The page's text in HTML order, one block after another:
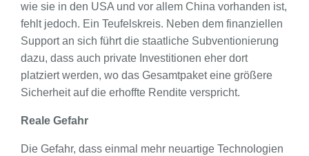
wie sie in den USA und vor allem China vorhanden ist,
fehlt jedoch. Ein Teufelskreis. Neben dem finanziellen
Support an sich führt die staatliche Subventionierung
dazu, dass auch private Investitionen eher dort
platziert werden, wo das Gesamtpaket eine größere
Sicherheit auf die erhoffte Rendite verspricht.
Reale Gefahr
Die Gefahr, dass einmal mehr neuartige Technologien